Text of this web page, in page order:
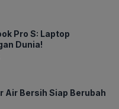
Pro S: Laptop
Dunia!
Air Bersih Siap Berubah